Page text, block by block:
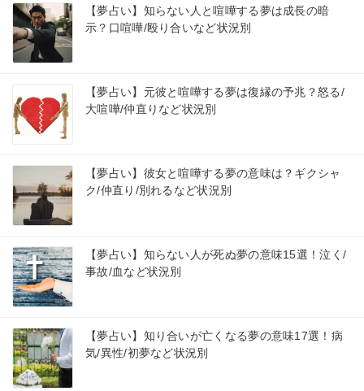
【夢占い】知らない人と喧嘩する夢は成長の暗
示？口喧嘩/殴り合いなど状況別
【夢占い】元彼と喧嘩する夢は復縁の予兆？怒る/
大喧嘩/仲直りなど状況別
【夢占い】彼女と喧嘩する夢の意味は？ギクシャ
ク/仲直り/別れるなど状況別
【夢占い】知らない人が死ぬ夢の意味15選！泣く/
事故/血など状況別
【夢占い】知り合いが亡くなる夢の意味17選！病
気/異性/初夢など状況別